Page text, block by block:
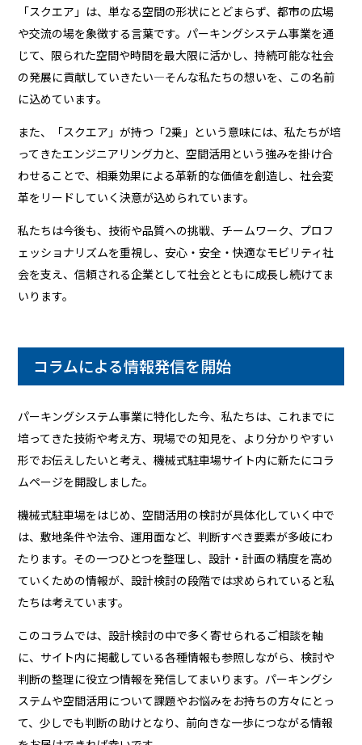
「スクエア」は、単なる空間の形状にとどまらず、都市の広場
や交流の場を象徴する言葉です。パーキングシステム事業を通
じて、限られた空間や時間を最大限に活かし、持続可能な社会
の発展に貢献していきたい―そんな私たちの想いを、この名前
に込めています。
また、「スクエア」が持つ「2乗」という意味には、私たちが培
ってきたエンジニアリング力と、空間活用という強みを掛け合
わせることで、相乗効果による革新的な価値を創造し、社会変
革をリードしていく決意が込められています。
私たちは今後も、技術や品質への挑戦、チームワーク、プロフ
ェッショナリズムを重視し、安心・安全・快適なモビリティ社
会を支え、信頼される企業として社会とともに成長し続けてま
いります。
コラムによる情報発信を開始
パーキングシステム事業に特化した今、私たちは、これまでに
培ってきた技術や考え方、現場での知見を、より分かりやすい
形でお伝えしたいと考え、機械式駐車場サイト内に新たにコラ
ムページを開設しました。
機械式駐車場をはじめ、空間活用の検討が具体化していく中で
は、敷地条件や法令、運用面など、判断すべき要素が多岐にわ
たります。その一つひとつを整理し、設計・計画の精度を高め
ていくための情報が、設計検討の段階では求められていると私
たちは考えています。
このコラムでは、設計検討の中で多く寄せられるご相談を軸
に、サイト内に掲載している各種情報も参照しながら、検討や
判断の整理に役立つ情報を発信してまいります。パーキングシ
ステムや空間活用について課題やお悩みをお持ちの方々にとっ
て、少しでも判断の助けとなり、前向きな一歩につながる情報